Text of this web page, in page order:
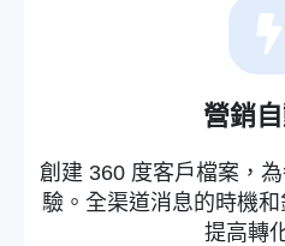
營銷
創建 360 度客戶檔案，
驗。全渠道消息的時機
提高轉